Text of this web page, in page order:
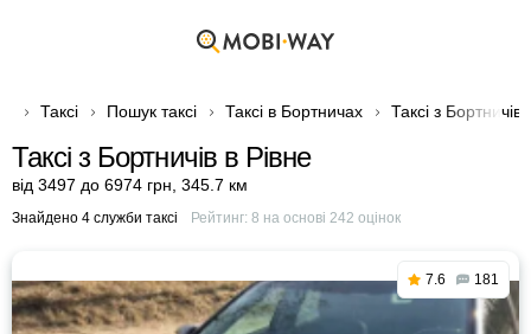
Таксі Пошук таксі Таксі в Бортничах Таксі з Бортничів
Таксі з Бортничів в Рівне
від 3497 до 6974 грн 345.7 км
Знайдено 4 служби таксі Рейтинг: 8 на основі 242 оцінок
7.6 181